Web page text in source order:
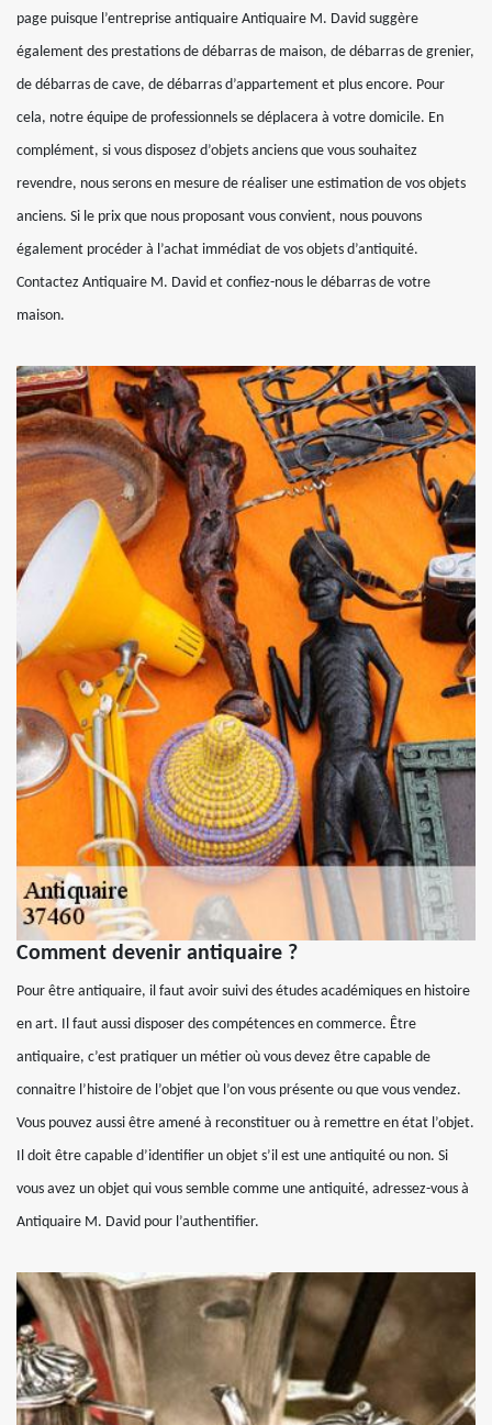
page puisque l’entreprise antiquaire Antiquaire M. David suggère
également des prestations de débarras de maison, de débarras de grenier,
de débarras de cave, de débarras d’appartement et plus encore. Pour
cela, notre équipe de professionnels se déplacera à votre domicile. En
complément, si vous disposez d’objets anciens que vous souhaitez
revendre, nous serons en mesure de réaliser une estimation de vos objets
anciens. Si le prix que nous proposant vous convient, nous pouvons
également procéder à l’achat immédiat de vos objets d’antiquité.
Contactez Antiquaire M. David et confiez-nous le débarras de votre
maison.
Comment devenir antiquaire ?
Pour être antiquaire, il faut avoir suivi des études académiques en histoire
en art. Il faut aussi disposer des compétences en commerce. Être
antiquaire, c’est pratiquer un métier où vous devez être capable de
connaitre l’histoire de l’objet que l’on vous présente ou que vous vendez.
Vous pouvez aussi être amené à reconstituer ou à remettre en état l’objet.
Il doit être capable d’identifier un objet s’il est une antiquité ou non. Si
vous avez un objet qui vous semble comme une antiquité, adressez-vous à
Antiquaire M. David pour l’authentifier.